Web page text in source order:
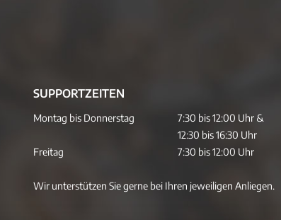
SUPPORTZEITEN
Montag bis Donnerstag
7:30 bis 12:00 Uhr &
12:30 bis 16:30 Uhr
Freitag
7:30 bis 12:00 Uhr
Wir unterstützen Sie gerne bei Ihren jeweiligen Anliegen.